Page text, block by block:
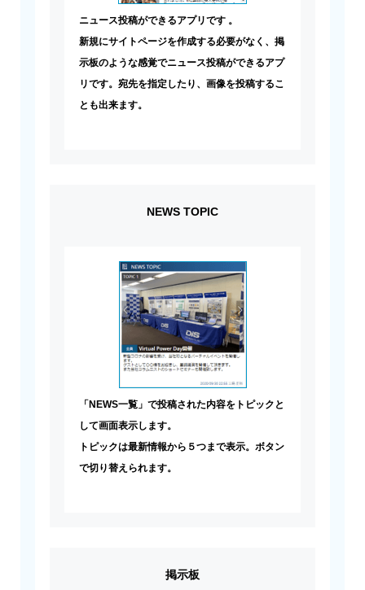
ニュース投稿ができるアプリです 。
新規にサイトページを作成する必要がなく、掲
示板のような感覚でニュース投稿ができるアプ
リです。宛先を指定したり、画像を投稿するこ
とも出来ます。
NEWS TOPIC
「NEWS一覧」で投稿された内容をトピックと
して画面表示します。
トピックは最新情報から５つまで表示。ボタン
で切り替えられます。
掲示板